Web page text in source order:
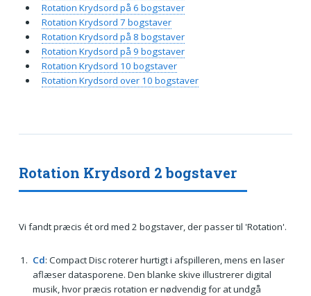
Rotation Krydsord 2 bogstaver
Vi fandt præcis ét ord med 2 bogstaver, der passer til 'Rotation'.
Cd: Compact Disc roterer hurtigt i afspilleren, mens en laser
aflæser data­sporene. Den blanke skive illustrerer digital
musik, hvor præcis rotation er nødvendig for at undgå
Rotation Krydsord på 6 bogstaver
Rotation Krydsord 7 bogstaver
Rotation Krydsord på 8 bogstaver
Rotation Krydsord på 9 bogstaver
Rotation Krydsord 10 bogstaver
Rotation Krydsord over 10 bogstaver